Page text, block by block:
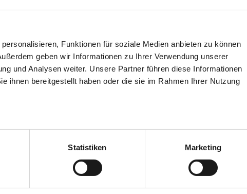
Funktionen für soziale Medien anbieten zu können
geben wir Informationen zu Ihrer Verwendung unserer
und Analysen weiter. Unsere Partner führen diese Informationen
ihnen bereitgestellt haben oder die sie im Rahmen Ihrer Nutzung
Statistiken Marketing